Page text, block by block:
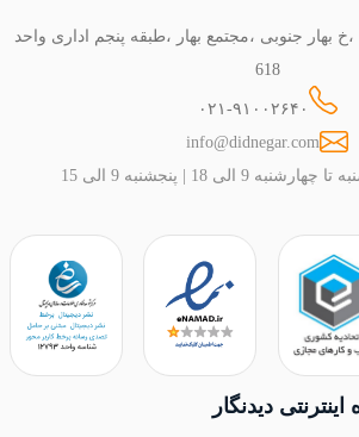
بهار جنوبی ،مجتمع بهار ،طبقه پنجم اداری واحد
618
۰۲۱-۹۱۰۰۲۶۴۰
info@didnegar.com
الی 18 | پنجشنبه 9 الی 15
دیدنگار